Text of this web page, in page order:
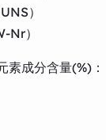
）
Nr）
素成分含量(%)：